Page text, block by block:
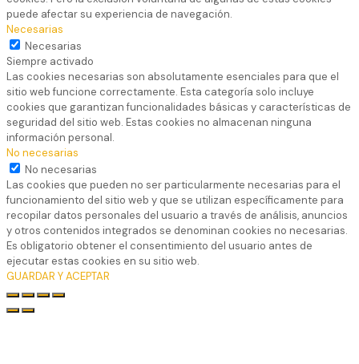
puede afectar su experiencia de navegación.
Necesarias
Necesarias
Siempre activado
Las cookies necesarias son absolutamente esenciales para que el
sitio web funcione correctamente. Esta categoría solo incluye
cookies que garantizan funcionalidades básicas y características de
seguridad del sitio web. Estas cookies no almacenan ninguna
información personal.
No necesarias
No necesarias
Las cookies que pueden no ser particularmente necesarias para el
funcionamiento del sitio web y que se utilizan específicamente para
recopilar datos personales del usuario a través de análisis, anuncios
y otros contenidos integrados se denominan cookies no necesarias.
Es obligatorio obtener el consentimiento del usuario antes de
ejecutar estas cookies en su sitio web.
GUARDAR Y ACEPTAR